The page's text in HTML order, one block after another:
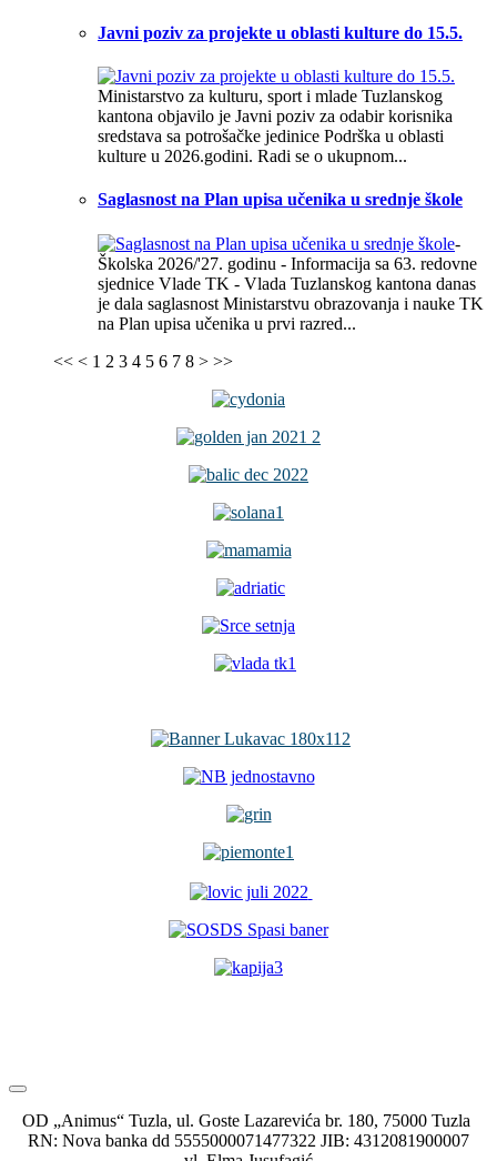
Javni poziv za projekte u oblasti kulture do 15.5.
Ministarstvo za kulturu, sport i mlade Tuzlanskog
kantona objavilo je Javni poziv za odabir korisnika
sredstava sa potrošačke jedinice Podrška u oblasti
kulture u 2026.godini. Radi se o ukupnom...
Saglasnost na Plan upisa učenika u srednje škole
-
Školska 2026/'27. godinu - Informacija sa 63. redovne
sjednice Vlade TK - Vlada Tuzlanskog kantona danas
je dala saglasnost Ministarstvu obrazovanja i nauke TK
na Plan upisa učenika u prvi razred...
<< < 1 2 3 4 5 6 7 8 > >>
OD „Animus“ Tuzla, ul. Goste Lazarevića br. 180, 75000 Tuzla
RN: Nova banka dd 5555000071477322 JIB: 4312081900007